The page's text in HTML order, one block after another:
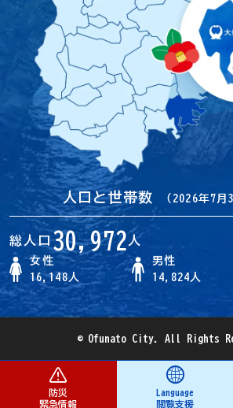
防災
緊急情報
Language
閲覧支援
人口と世帯数 （2026年7月
総人口30,972人
女性
16,148人
男性
14,824人
© Ofunato City. All Rights